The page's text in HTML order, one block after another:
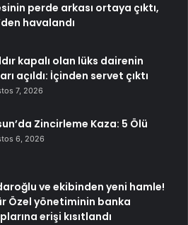
perde arkası ortaya çıktı,
havalandı
kapalı olan lüks dairenin
açıldı: İçinden servet çıktı
7, 2026
Zincirleme Kaza: 5 Ölü
6, 2026
ve ekibinden yeni hamle!
Özel yönetiminin banka
erişi kısıtlandı